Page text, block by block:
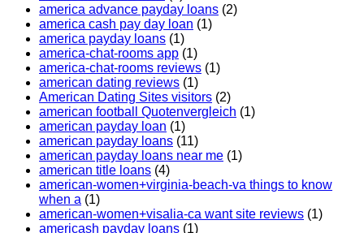
america advance payday loans (2)
america cash pay day loan (1)
america payday loans (1)
america-chat-rooms app (1)
america-chat-rooms reviews (1)
american dating reviews (1)
American Dating Sites visitors (2)
american football Quotenvergleich (1)
american payday loan (1)
american payday loans (11)
american payday loans near me (1)
american title loans (4)
american-women+virginia-beach-va things to know
when a (1)
american-women+visalia-ca want site reviews (1)
americash payday loans (1)